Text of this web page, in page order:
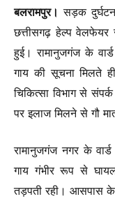
बलरामपुर। सड़क
छत्तीसगढ़ हेल्प वेलफेयर
हुई। रामानुजगंज के
गाय की सूचना मिलते
चिकित्सा विभाग से
पर इलाज मिलने से गौ
रामानुजगंज नगर के
गाय गंभीर रूप से
तड़पती रही। आसपास